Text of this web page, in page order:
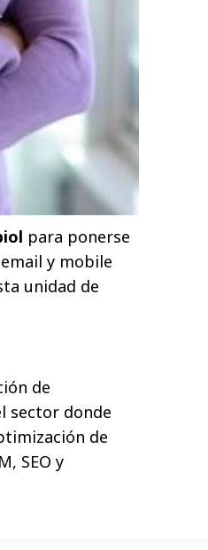
para ponerse
y mobile
unidad de
de
sector donde
de
SEO y